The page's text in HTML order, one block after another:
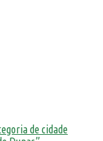
de cidade